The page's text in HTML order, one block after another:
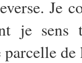
Je
je sens
de